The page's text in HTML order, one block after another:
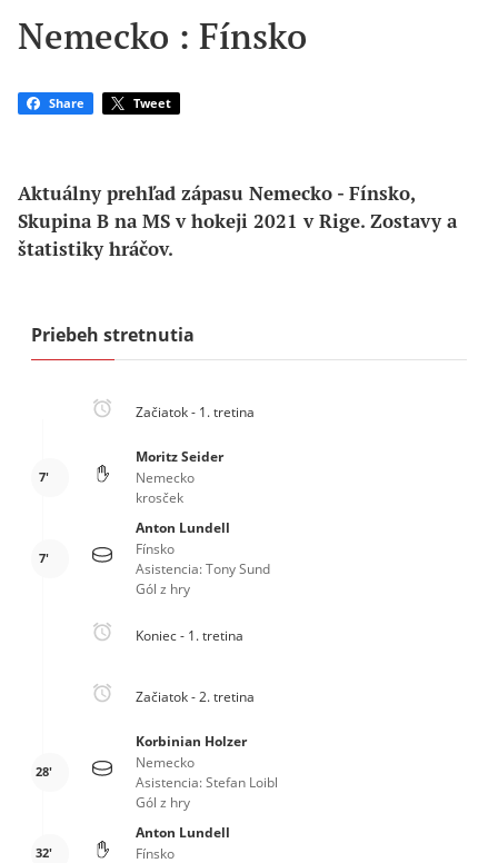
Nemecko : Fínsko
Share Tweet
Aktuálny prehľad zápasu Nemecko - Fínsko,
Skupina B na MS v hokeji 2021 v Rige. Zostavy a
štatistiky hráčov.
Priebeh stretnutia
Začiatok - 1. tretina
Moritz Seider
Nemecko
krosček
7'
7'
Anton Lundell
Fínsko
Asistencia: Tony Sund
Gól z hry
Koniec - 1. tretina
Začiatok - 2. tretina
Korbinian Holzer
Nemecko
Asistencia: Stefan Loibl
Gól z hry
28'
32'
Anton Lundell
Fínsko